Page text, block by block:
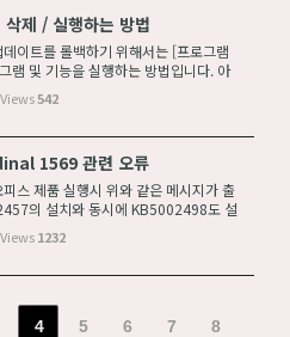
제 / 실행하는 방법
이트를 롤백하기 위해서는 [프로그램
램 및 기능을 실행하는 방법입니다. 아
됩니다. 1. 시작> 설정> 앱> 프로그램
Views542
1569 관련 오류
스 제품 실행시 위와 같은 메시지가 출
의 설치와 동시에 KB5002498도 설
과정에서 KB5002457만 설치되고 KB5
것으로 ...
Views1232
4 5 6 7 8